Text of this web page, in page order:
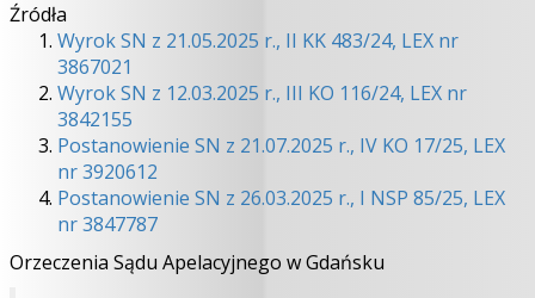
Źródła
Wyrok SN z 21.05.2025 r., II KK 483/24, LEX nr
3867021
Wyrok SN z 12.03.2025 r., III KO 116/24, LEX nr
3842155
Postanowienie SN z 21.07.2025 r., IV KO 17/25, LEX
nr 3920612
Postanowienie SN z 26.03.2025 r., I NSP 85/25, LEX
nr 3847787
Orzeczenia Sądu Apelacyjnego w Gdańsku